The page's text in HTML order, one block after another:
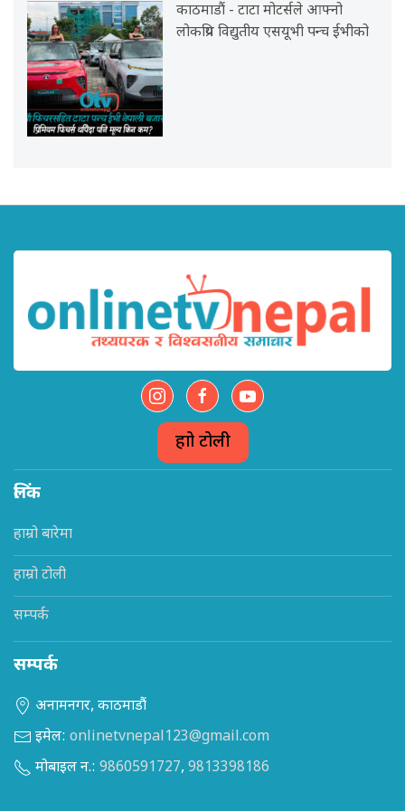
काठमाडौं - टाटा मोटर्सले आफ्नो
लोकप्रिय विद्युतीय एसयूभी पन्च ईभीको
हाम्रो टोली
लिंक
हाम्रो बारेमा
हाम्रो टोली
सम्पर्क
सम्पर्क
अनामनगर, काठमाडौं
इमेल: onlinetvnepal123@gmail.com
मोबाइल न.: 9860591727, 9813398186